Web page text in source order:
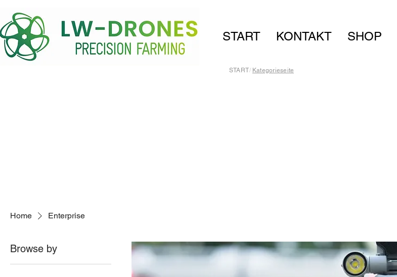
START KONTAKT SHOP
START/ Kategorieseite
Home Enterprise
Browse by